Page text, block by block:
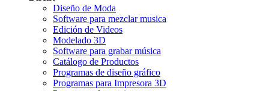
Diseño de Moda
Software para mezclar musica
Edición de Videos
Modelado 3D
Software para grabar música
Catálogo de Productos
Programas de diseño gráfico
Programas para Impresora 3D